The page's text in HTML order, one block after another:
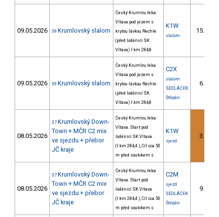
09.05.2026 39 Krumlovský slalom
Český Krumlov, řeka
Vltava pod jezem s
krytou lávkou Rechle
(před loděnicí SK
Vltava) ř.km 284,8
K1W
slalom
15.
09.05.2026 39 Krumlovský slalom
Český Krumlov, řeka
Vltava pod jezem s
krytou lávkou Rechle
(před loděnicí SK
Vltava) ř.km 284,8
C2X
slalom
SEDLÁČEK
Štěpán
6.
08.05.2026
37 Krumlovský Down-
Town + MČR C2 mix
ve sjezdu + přebor
JČ kraje
Český Krumlov, řeka
Vltava. Start pod
loděnicí SK Vltava
(ř.km 284,4 ), Cíl cca 50
m před soutokem s
K1W
sjezd
3.
08.05.2026
37 Krumlovský Down-
Town + MČR C2 mix
ve sjezdu + přebor
JČ kraje
Český Krumlov, řeka
Vltava. Start pod
loděnicí SK Vltava
(ř.km 284,4 ), Cíl cca 50
m před soutokem s
C2M
sjezd
SEDLÁČEK
Štěpán
9.